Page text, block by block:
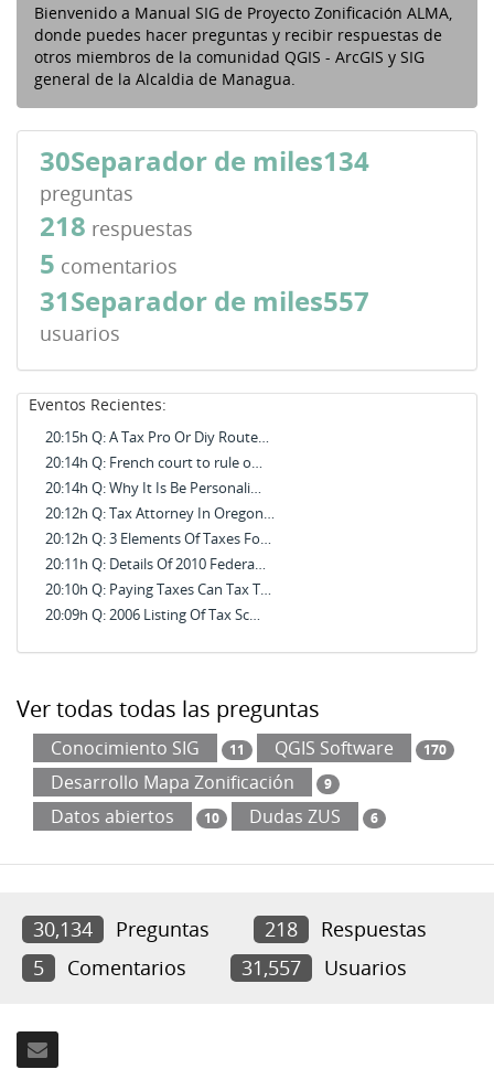
Bienvenido a Manual SIG de Proyecto Zonificación ALMA,
donde puedes hacer preguntas y recibir respuestas de
otros miembros de la comunidad QGIS - ArcGIS y SIG
general de la Alcaldia de Managua.
30Separador de miles134
preguntas
218 respuestas
5 comentarios
31Separador de miles557
usuarios
Eventos Recientes:
20:15h Q: A Tax Pro Or Diy Route…
20:14h Q: French court to rule o…
20:14h Q: Why It Is Be Personali…
20:12h Q: Tax Attorney In Oregon…
20:12h Q: 3 Elements Of Taxes Fo…
20:11h Q: Details Of 2010 Federa…
20:10h Q: Paying Taxes Can Tax T…
20:09h Q: 2006 Listing Of Tax Sc…
Ver todas todas las preguntas
Conocimiento SIG 11 QGIS Software 170
Desarrollo Mapa Zonificación 9
Datos abiertos 10 Dudas ZUS 6
30,134 Preguntas 218
Respuestas
5
Comentarios 31,557 Usuarios